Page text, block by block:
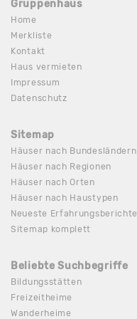
Gruppenhaus
Home
Merkliste
Kontakt
Haus vermieten
Impressum
Datenschutz
Sitemap
Häuser nach Bundesländern
Häuser nach Regionen
Häuser nach Orten
Häuser nach Haustypen
Neueste Erfahrungsberichte
Sitemap komplett
Beliebte Suchbegriffe
Bildungsstätten
Freizeitheime
Wanderheime